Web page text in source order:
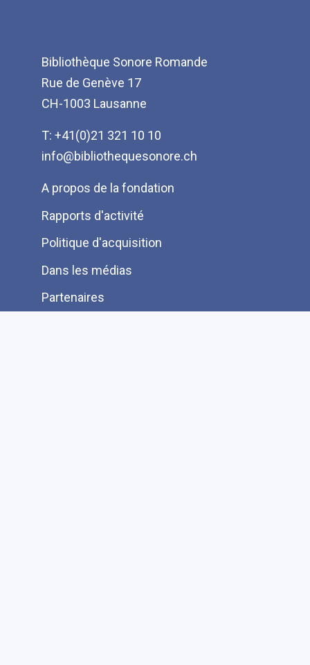
Bibliothèque Sonore Romande
Rue de Genève 17
CH-1003 Lausanne
T: +41(0)21 321 10 10
info@bibliothequesonore.ch
Menu
Pied
de
page
A propos de la fondation
Rapports d'activité
Politique d'acquisition
Dans les médias
Partenaires